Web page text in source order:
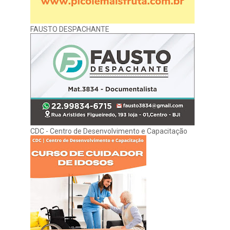
FAUSTO DESPACHANTE
CDC - Centro de Desenvolvimento e Capacitação